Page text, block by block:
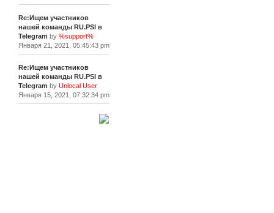
Re:Ищем участников
нашей команды RU.PSI в
Telegram by %support%
Января 21, 2021, 05:45:43 pm
Re:Ищем участников
нашей команды RU.PSI в
Telegram by Unlocal User
Января 15, 2021, 07:32:34 pm